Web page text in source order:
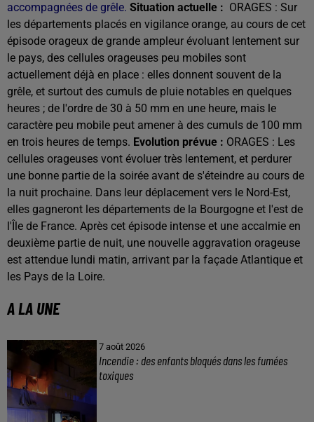
accompagnées de grêle. Situation actuelle : ORAGES : Sur
les départements placés en vigilance orange, au cours de cet
épisode orageux de grande ampleur évoluant lentement sur
le pays, des cellules orageuses peu mobiles sont
actuellement déjà en place : elles donnent souvent de la
grêle, et surtout des cumuls de pluie notables en quelques
heures ; de l'ordre de 30 à 50 mm en une heure, mais le
caractère peu mobile peut amener à des cumuls de 100 mm
en trois heures de temps. Evolution prévue : ORAGES : Les
cellules orageuses vont évoluer très lentement, et perdurer
une bonne partie de la soirée avant de s'éteindre au cours de
la nuit prochaine. Dans leur déplacement vers le Nord-Est,
elles gagneront les départements de la Bourgogne et l'est de
l'Île de France. Après cet épisode intense et une accalmie en
deuxième partie de nuit, une nouvelle aggravation orageuse
est attendue lundi matin, arrivant par la façade Atlantique et
les Pays de la Loire.
A LA UNE
7 août 2026
Incendie : des enfants bloqués dans les fumées
toxiques